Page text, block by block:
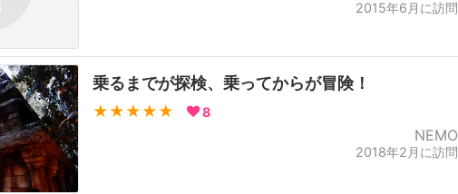
2015年6月に訪問
乗るまでが探検、乗ってからが冒険！
★★★★★ 8
NEMO
2018年2月に訪問